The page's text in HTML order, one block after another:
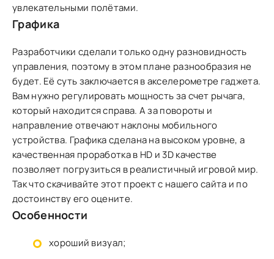
увлекательными полётами.
Графика
Разработчики сделали только одну разновидность
управления, поэтому в этом плане разнообразия не
будет. Её суть заключается в акселерометре гаджета.
Вам нужно регулировать мощность за счет рычага,
который находится справа. А за повороты и
направление отвечают наклоны мобильного
устройства. Графика сделана на высоком уровне, а
качественная проработка в HD и 3D качестве
позволяет погрузиться в реалистичный игровой мир.
Так что скачивайте этот проект с нашего сайта и по
достоинству его оцените.
Особенности
хороший визуал;